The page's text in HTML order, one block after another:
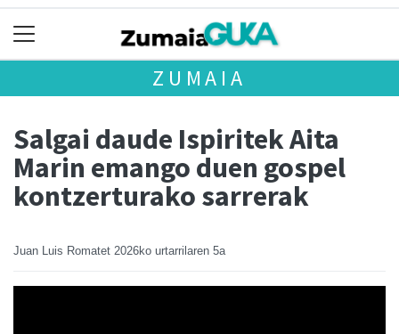
ZUMAIA
Salgai daude Ispiritek Aita
Marin emango duen gospel
kontzerturako sarrerak
Juan Luis Romatet 2026ko urtarrilaren 5a